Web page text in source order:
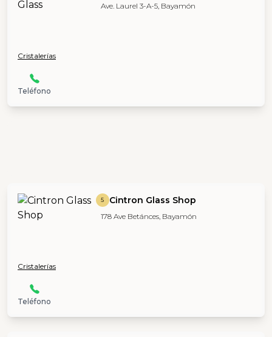
Ave. Laurel 3-A-5, Bayamón
Cristalerías
Teléfono
5 Cintron Glass Shop
178 Ave Betánces, Bayamón
Cristalerías
Teléfono